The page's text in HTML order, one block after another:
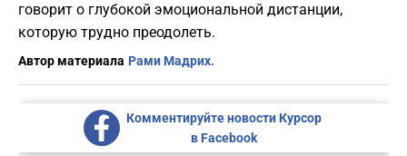
говорит о глубокой эмоциональной дистанции,
которую трудно преодолеть.
Автор материала Рами Мадрих.
Комментируйте новости Курсор
в Facebook